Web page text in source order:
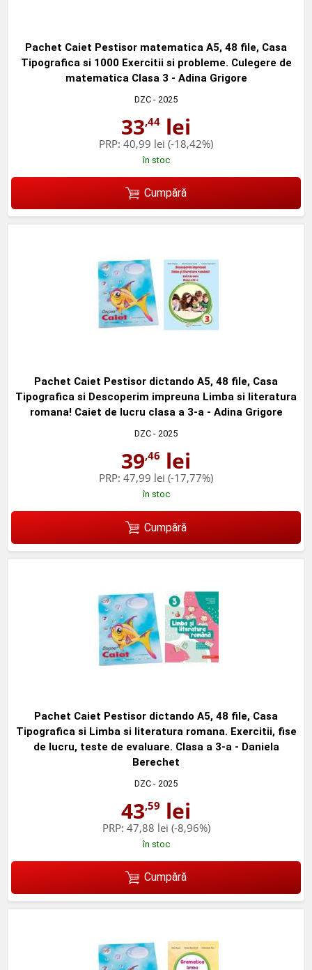
Pachet Caiet Pestisor matematica A5, 48 file, Casa
Tipografica si 1000 Exercitii si probleme. Culegere de
matematica Clasa 3 - Adina Grigore
DZC - 2025
33,44 lei
PRP: 40,99 lei (-18,42%)
în stoc
Cumpără
Pachet Caiet Pestisor dictando A5, 48 file, Casa
Tipografica si Descoperim impreuna Limba si literatura
romana! Caiet de lucru clasa a 3-a - Adina Grigore
DZC - 2025
39,46 lei
PRP: 47,99 lei (-17,77%)
în stoc
Cumpără
Pachet Caiet Pestisor dictando A5, 48 file, Casa
Tipografica si Limba si literatura romana. Exercitii, fise
de lucru, teste de evaluare. Clasa a 3-a - Daniela
Berechet
DZC - 2025
43,59 lei
PRP: 47,88 lei (-8,96%)
în stoc
Cumpără